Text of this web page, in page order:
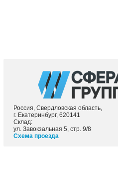
Россия, Свердловская область,
г. Екатеринбург, 620141
Склад:
ул. Завокзальная 5, стр. 9/8
Схема проезда